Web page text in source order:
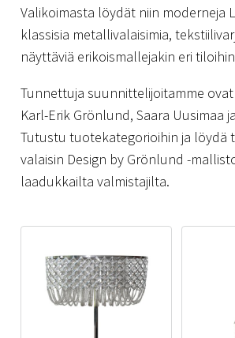
Valikoimasta löydät niin moderneja
klassisia metallivalaisimia,
näyttäviä erikoismallejakin eri
Tunnettuja suunnittelijoitamme
Karl-Erik Grönlund, Saara Uusimaa
Tutustu tuotekategorioihin ja löydä
valaisin Design by Grönlund -
laadukkailta valmistajilta.